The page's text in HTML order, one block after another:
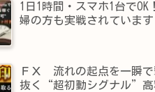
1日1時間・スマホ1台でOK
婦の方も実戦されています
ＦＸ 流れの起点を一瞬で
抜く“超初動シグナル”高